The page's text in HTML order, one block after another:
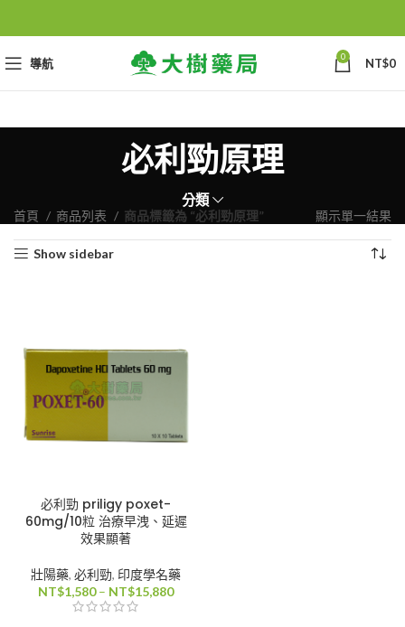
導航 0 NT$0
必利勁原理
分類
首頁 商品列表 商品標籤為 “必利勁原理” 顯示單一結果
Show sidebar
必利勁 priligy poxet-
60mg/10粒 治療早洩、延遲
效果顯著
壯陽藥, 必利勁, 印度學名藥
NT$1,580 – NT$15,880價